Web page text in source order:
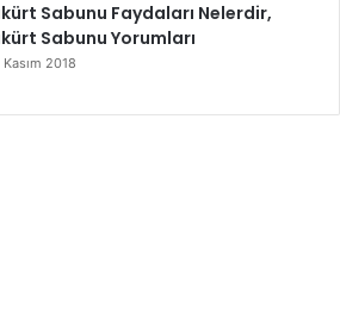
Sabunu Faydaları Nelerdir,
Sabunu Yorumları
Kasım 2018